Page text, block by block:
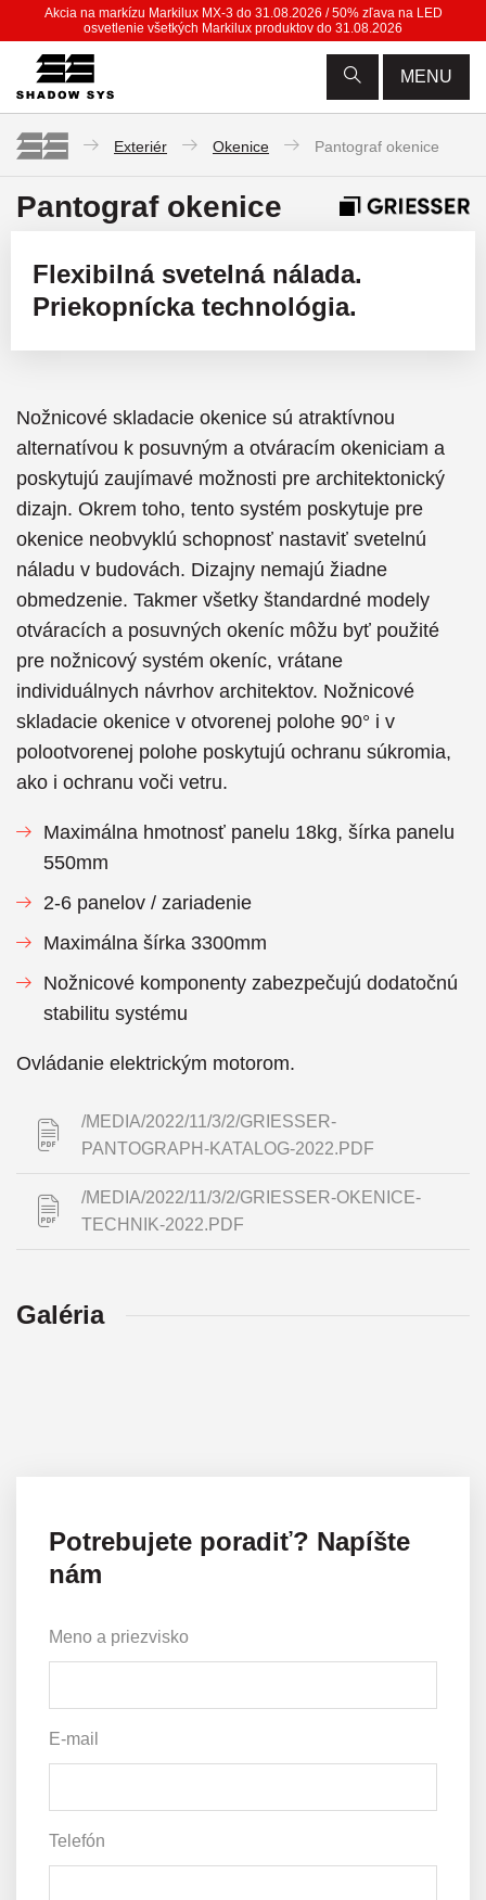
Akcia na markízu Markilux MX-3 do 31.08.2026 / 50% zľava na LED
osvetlenie všetkých Markilux produktov do 31.08.2026
MENU
Exteriér Okenice Pantograf okenice
Pantograf okenice
Flexibilná svetelná nálada.
Priekopnícka technológia.
Nožnicové skladacie okenice sú atraktívnou
alternatívou k posuvným a otváracím okeniciam a
poskytujú zaujímavé možnosti pre architektonický
dizajn. Okrem toho, tento systém poskytuje pre
okenice neobvyklú schopnosť nastaviť svetelnú
náladu v budovách. Dizajny nemajú žiadne
obmedzenie. Takmer všetky štandardné modely
otváracích a posuvných okeníc môžu byť použité
pre nožnicový systém okeníc, vrátane
individuálnych návrhov architektov. Nožnicové
skladacie okenice v otvorenej polohe 90° i v
polootvorenej polohe poskytujú ochranu súkromia,
ako i ochranu voči vetru.
Maximálna hmotnosť panelu 18kg, šírka panelu
550mm
2-6 panelov / zariadenie
Maximálna šírka 3300mm
Nožnicové komponenty zabezpečujú dodatočnú
stabilitu systému
Ovládanie elektrickým motorom.
/MEDIA/2022/11/3/2/GRIESSER-
PANTOGRAPH-KATALOG-2022.PDF
/MEDIA/2022/11/3/2/GRIESSER-OKENICE-
TECHNIK-2022.PDF
Galéria
Potrebujete poradiť? Napíšte
nám
Meno a priezvisko
E-mail
Telefón